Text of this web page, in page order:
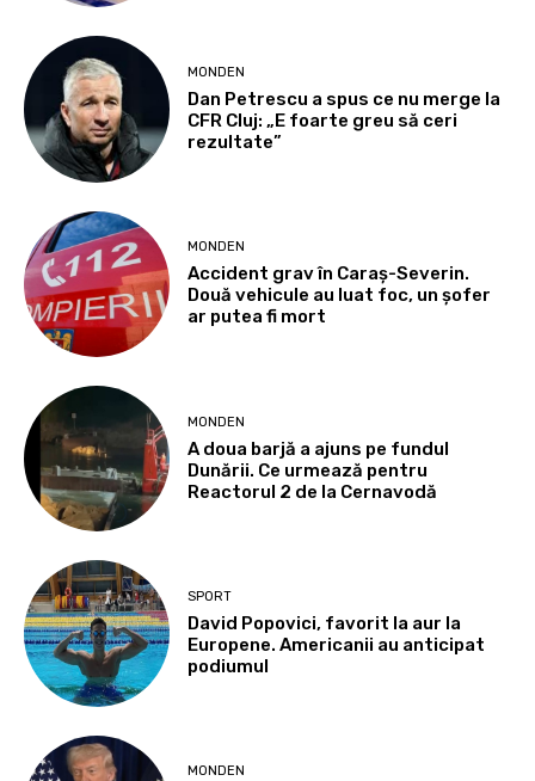
MONDEN
Dan Petrescu a spus ce nu merge la
CFR Cluj: „E foarte greu să ceri
rezultate”
MONDEN
Accident grav în Caraș-Severin.
Două vehicule au luat foc, un șofer
ar putea fi mort
MONDEN
A doua barjă a ajuns pe fundul
Dunării. Ce urmează pentru
Reactorul 2 de la Cernavodă
SPORT
David Popovici, favorit la aur la
Europene. Americanii au anticipat
podiumul
MONDEN